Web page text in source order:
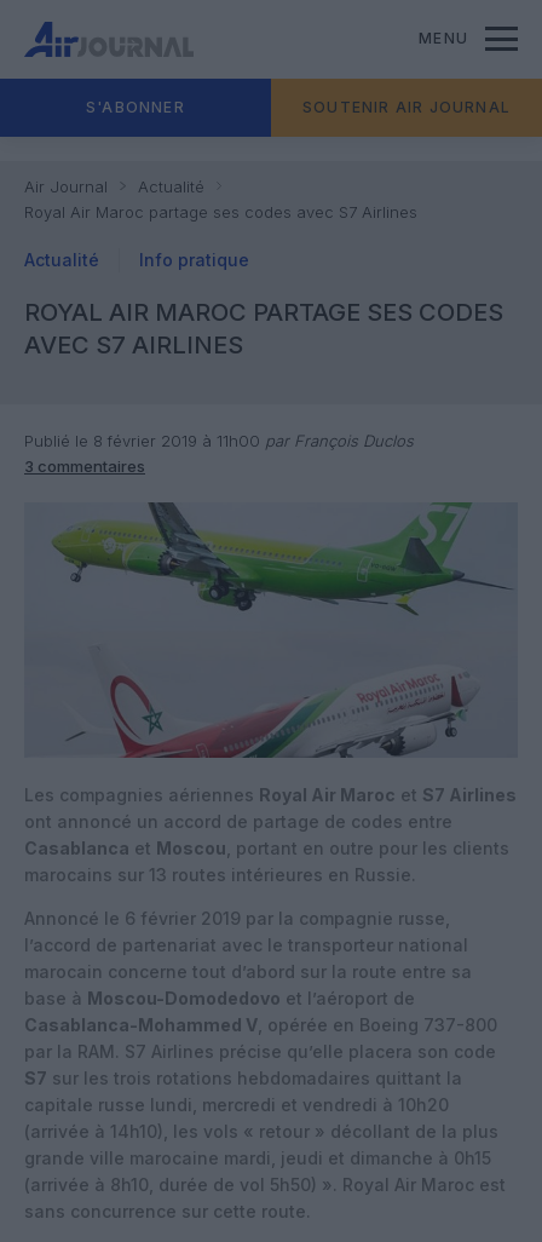
MENU
S'ABONNER SOUTENIR AIR JOURNAL
Air Journal
Actualité
Royal Air Maroc partage ses codes avec S7 Airlines
Actualité Info pratique
ROYAL AIR MAROC PARTAGE SES CODES
AVEC S7 AIRLINES
Publié le 8 février 2019 à 11h00 par François Duclos
3 commentaires
Les compagnies aériennes Royal Air Maroc et S7 Airlines
ont annoncé un accord de partage de codes entre
Casablanca et Moscou , portant en outre pour les clients
marocains sur 13 routes intérieures en Russie.
Annoncé le 6 février 2019 par la compagnie russe,
l’accord de partenariat avec le transporteur national
marocain concerne tout d’abord sur la route entre sa
base à Moscou-Domodedovo et l’aéroport de
Casablanca-Mohammed V , opérée en Boeing 737-800
par la RAM. S7 Airlines précise qu’elle placera son code
S7 sur les trois rotations hebdomadaires quittant la
capitale russe lundi, mercredi et vendredi à 10h20
(arrivée à 14h10), les vols « retour » décollant de la plus
grande ville marocaine mardi, jeudi et dimanche à 0h15
(arrivée à 8h10, durée de vol 5h50) ». Royal Air Maroc est
sans concurrence sur cette route.